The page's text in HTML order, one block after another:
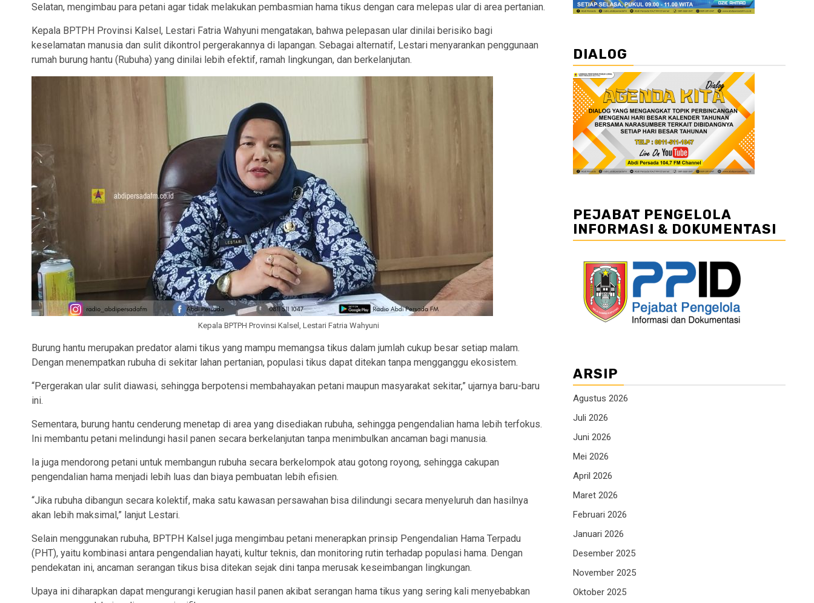
Selatan, mengimbau para petani agar tidak melakukan pembasmian hama tikus dengan cara melepas ular di area pertanian.
Kepala BPTPH Provinsi Kalsel, Lestari Fatria Wahyuni mengatakan, bahwa pelepasan ular dinilai berisiko bagi
keselamatan manusia dan sulit dikontrol pergerakannya di lapangan. Sebagai alternatif, Lestari menyarankan penggunaan
rumah burung hantu (Rubuha) yang dinilai lebih efektif, ramah lingkungan, dan berkelanjutan.
Kepala BPTPH Provinsi Kalsel, Lestari Fatria Wahyuni
Burung hantu merupakan predator alami tikus yang mampu memangsa tikus dalam jumlah cukup besar setiap malam.
Dengan menempatkan rubuha di sekitar lahan pertanian, populasi tikus dapat ditekan tanpa mengganggu ekosistem.
“Pergerakan ular sulit diawasi, sehingga berpotensi membahayakan petani maupun masyarakat sekitar,” ujarnya baru-baru
ini.
Sementara, burung hantu cenderung menetap di area yang disediakan rubuha, sehingga pengendalian hama lebih terfokus.
Ini membantu petani melindungi hasil panen secara berkelanjutan tanpa menimbulkan ancaman bagi manusia.
Ia juga mendorong petani untuk membangun rubuha secara berkelompok atau gotong royong, sehingga cakupan
pengendalian hama menjadi lebih luas dan biaya pembuatan lebih efisien.
“Jika rubuha dibangun secara kolektif, maka satu kawasan persawahan bisa dilindungi secara menyeluruh dan hasilnya
akan lebih maksimal,” lanjut Lestari.
Selain menggunakan rubuha, BPTPH Kalsel juga mengimbau petani menerapkan prinsip Pengendalian Hama Terpadu
(PHT), yaitu kombinasi antara pengendalian hayati, kultur teknis, dan monitoring rutin terhadap populasi hama. Dengan
pendekatan ini, ancaman serangan tikus bisa ditekan sejak dini tanpa merusak keseimbangan lingkungan.
Upaya ini diharapkan dapat mengurangi kerugian hasil panen akibat serangan hama tikus yang sering kali menyebabkan
DIALOG
PEJABAT PENGELOLA
INFORMASI & DOKUMENTASI
ARSIP
Agustus 2026
Juli 2026
Juni 2026
Mei 2026
April 2026
Maret 2026
Februari 2026
Januari 2026
Desember 2025
November 2025
Oktober 2025